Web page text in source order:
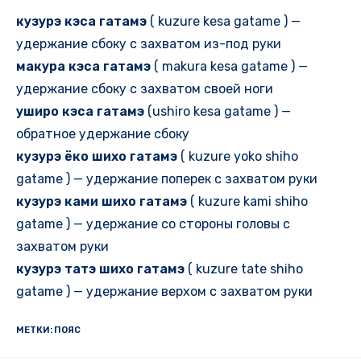
кузурэ кэса гатамэ ( kuzure kesa gatame ) —
удержание сбоку с захватом из-под руки
макура кэса гатамэ ( makura kesa gatame ) —
удержание сбоку с захватом своей ноги
уширо кэса гатамэ (ushiro kesa gatame ) —
обратное удержание сбоку
кузурэ ёко шихо гатамэ ( kuzure yoko shiho
gatame ) — удержание поперек с захватом руки
кузурэ ками шихо гатамэ ( kuzure kami shiho
gatame ) — удержание со стороны головы с
захватом руки
кузурэ татэ шихо гатамэ ( kuzure tate shiho
gatame ) — удержание верхом с захватом руки
МЕТКИ: ПОЯС